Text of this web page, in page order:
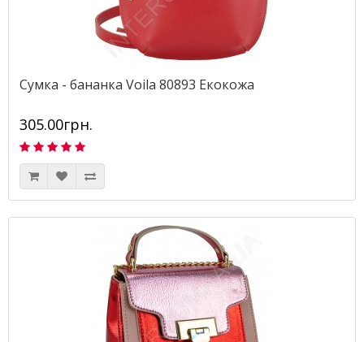
Сумка - бананка Voila 80893 Екокожа
305.00грн.